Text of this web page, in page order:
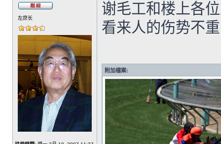
左庶长
谢毛工和楼上各
看来人的伤势不
附加檔案: